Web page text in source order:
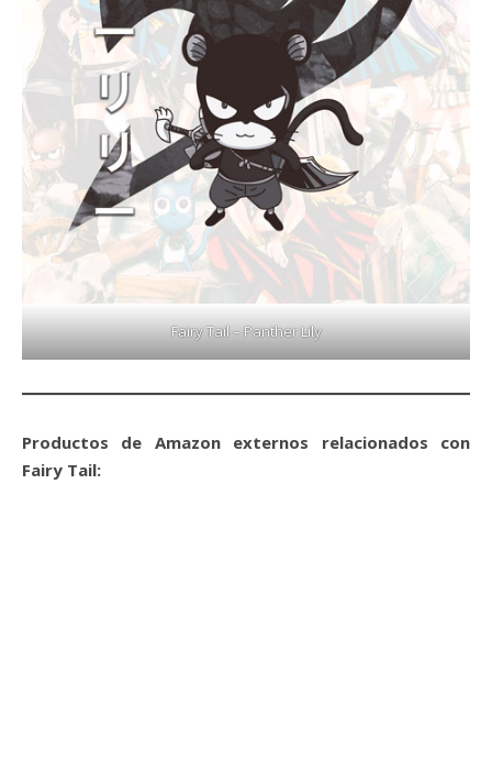
Fairy Tail – Panther Lily
Productos de Amazon externos relacionados con
Fairy Tail: